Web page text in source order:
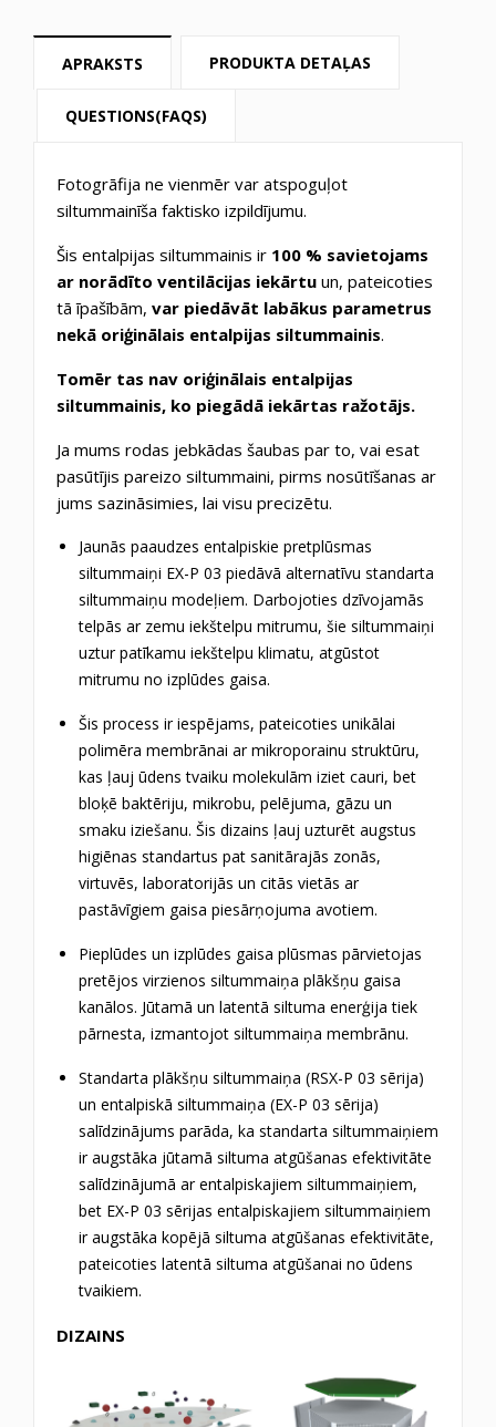
APRAKSTS PRODUKTA DETAĻAS
QUESTIONS(FAQS)
Fotogrāfija ne vienmēr var atspoguļot
siltummainīša faktisko izpildījumu.
Šis entalpijas siltummainis ir 100 % savietojams
ar norādīto ventilācijas iekārtu un, pateicoties
tā īpašībām, var piedāvāt labākus parametrus
nekā oriģinālais entalpijas siltummainis.
Tomēr tas nav oriģinālais entalpijas
siltummainis, ko piegādā iekārtas ražotājs.
Ja mums rodas jebkādas šaubas par to, vai esat
pasūtījis pareizo siltummaini, pirms nosūtīšanas ar
jums sazināsimies, lai visu precizētu.
Jaunās paaudzes entalpiskie pretplūsmas
siltummaiņi EX-P 03 piedāvā alternatīvu standarta
siltummaiņu modeļiem. Darbojoties dzīvojamās
telpās ar zemu iekštelpu mitrumu, šie siltummaiņi
uztur patīkamu iekštelpu klimatu, atgūstot
mitrumu no izplūdes gaisa.
Šis process ir iespējams, pateicoties unikālai
polimēra membrānai ar mikroporainu struktūru,
kas ļauj ūdens tvaiku molekulām iziet cauri, bet
bloķē baktēriju, mikrobu, pelējuma, gāzu un
smaku iziešanu. Šis dizains ļauj uzturēt augstus
higiēnas standartus pat sanitārajās zonās,
virtuvēs, laboratorijās un citās vietās ar
pastāvīgiem gaisa piesārņojuma avotiem.
Pieplūdes un izplūdes gaisa plūsmas pārvietojas
pretējos virzienos siltummaiņa plākšņu gaisa
kanālos. Jūtamā un latentā siltuma enerģija tiek
pārnesta, izmantojot siltummaiņa membrānu.
Standarta plākšņu siltummaiņa (RSX-P 03 sērija)
un entalpiskā siltummaiņa (EX-P 03 sērija)
salīdzinājums parāda, ka standarta siltummaiņiem
ir augstāka jūtamā siltuma atgūšanas efektivitāte
salīdzinājumā ar entalpiskajiem siltummaiņiem,
bet EX-P 03 sērijas entalpiskajiem siltummaiņiem
ir augstāka kopējā siltuma atgūšanas efektivitāte,
pateicoties latentā siltuma atgūšanai no ūdens
tvaikiem.
DIZAINS